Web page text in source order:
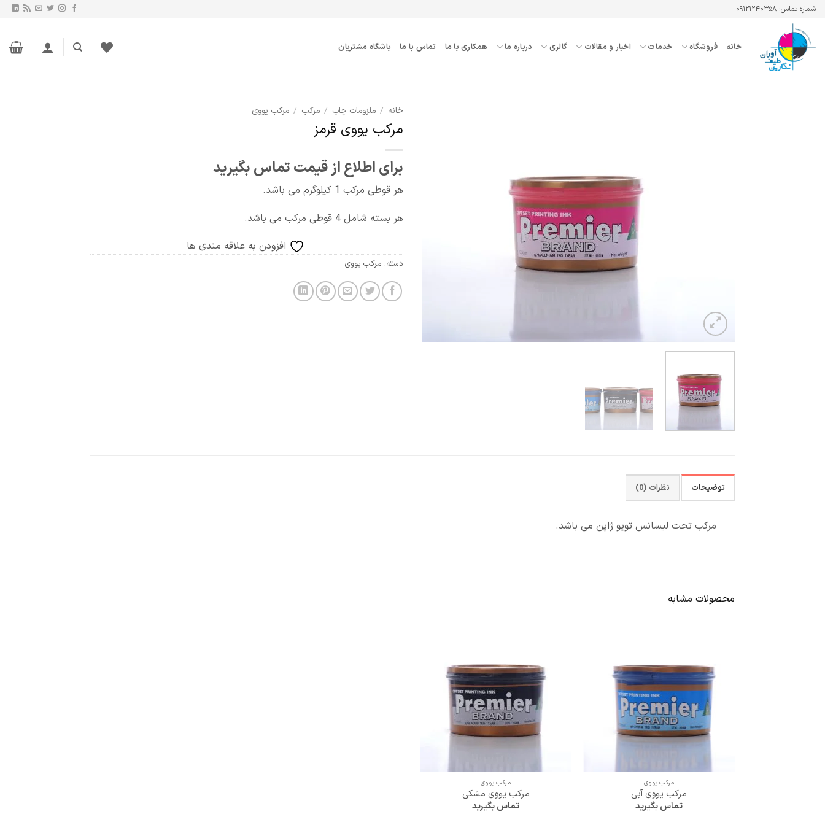
Skip
content
شماره تماس: ۰۹۱۲۱۲۴۰۳۵۸
خانه فروشگاه خدمات اخبار و مقالات گالری درباره ما همکاری با ما تماس با ما باشگاه مشتریان
خانه / ملزومات چاپ / مرکب / مرکب یووی
مرکب یووی قرمز
برای اطلاع از قیمت تماس بگیرید
هر قوطی مرکب 1 کیلوگرم می باشد.
هر بسته شامل 4 قوطی مرکب می باشد.
افزودن به علاقه مندی ها
دسته: مرکب یووی
توضیحات نظرات (0)
مرکب تحت لیسانس تویو ژاپن می باشد.
محصولات مشابه
مرکب یووی
مرکب یووی آبی
تماس بگیرید
مرکب یووی
مرکب یووی مشکی
تماس بگیرید